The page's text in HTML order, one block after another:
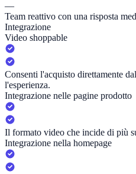
—
Team reattivo con una risposta
Integrazione
Video shoppable
Consenti l'acquisto direttamente
l'esperienza.
Integrazione nelle pagine prodotto
Il formato video che incide di più
Integrazione nella homepage